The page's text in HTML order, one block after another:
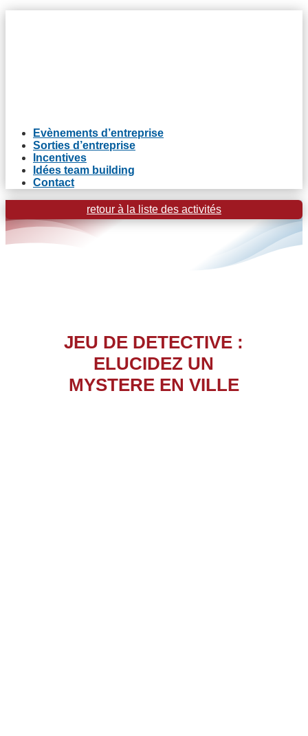
Evènements d’entreprise
Sorties d’entreprise
Incentives
Idées team building
Contact
retour à la liste des activités
JEU DE DETECTIVE :
ELUCIDEZ UN
MYSTERE EN VILLE